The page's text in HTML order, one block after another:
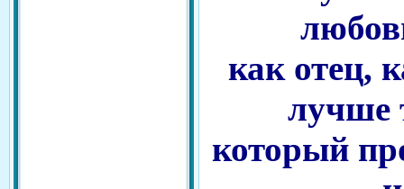
как отец,
лучше
который